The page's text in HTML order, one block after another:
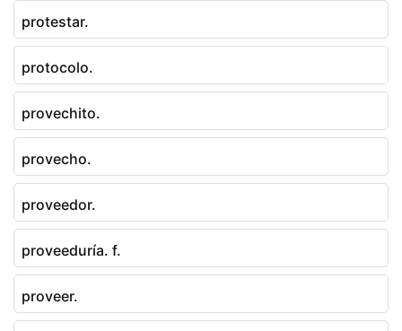
protestar.
protocolo.
provechito.
provecho.
proveedor.
proveeduría. f.
proveer.